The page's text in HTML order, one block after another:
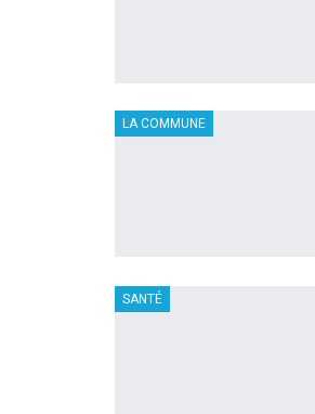
LA COMMUNE
SANTÉ